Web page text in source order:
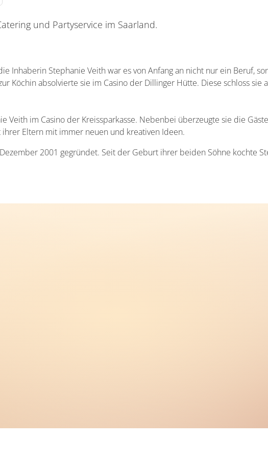
und Partyservice im Saarland.
Inhaberin Stephanie Veith war es von Anfang an nicht nur ein Beruf,
Köchin absolvierte sie im Casino der Dillinger Hütte. Diese schloss sie
Veith im Casino der Kreissparkasse. Nebenbei überzeugte sie die
Eltern mit immer neuen und kreativen Ideen.
2001 gegründet. Seit der Geburt ihrer beiden Söhne kochte